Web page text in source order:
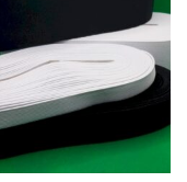
Додати
до
списку
бажань